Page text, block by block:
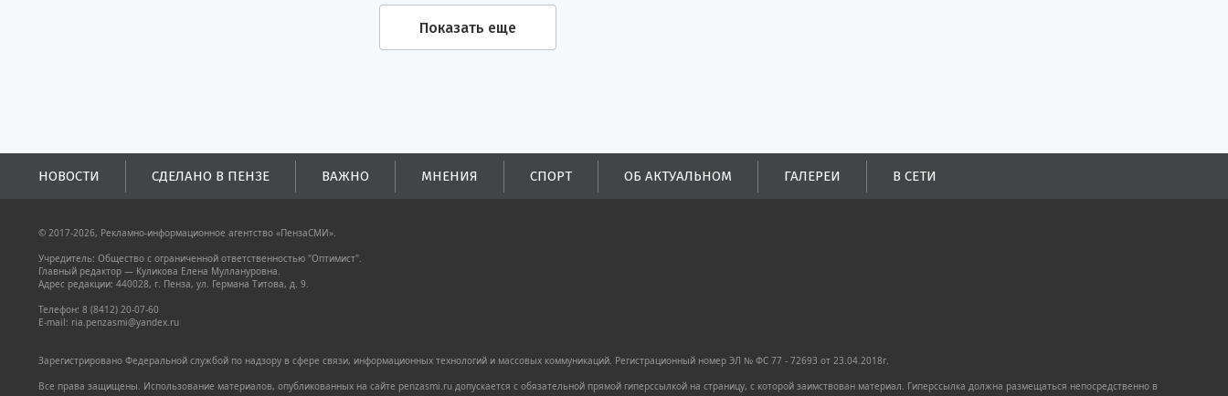
Показать еще
НОВОСТИ СДЕЛАНО В ПЕНЗЕ ВАЖНО МНЕНИЯ СПОРТ ОБ АКТУАЛЬНОМ ГАЛЕРЕИ В СЕТИ
© 2017-2026, Рекламно-информационное агентство «ПензаСМИ».
Учредитель: Общество с ограниченной ответственностью "Оптимист".
Главный редактор — Куликова Елена Муллануровна.
Адрес редакции: 440028, г. Пенза, ул. Германа Титова, д. 9.
Телефон: 8 (8412) 20-07-60
E-mail: ria.penzasmi@yandex.ru
Зарегистрировано Федеральной службой по надзору в сфере связи, информационных технологий и массовых коммуникаций. Регистрационный номер ЭЛ № ФС 77 - 72693 от 23.04.2018г.
Все права защищены. Использование материалов, опубликованных на сайте penzasmi.ru допускается с обязательной прямой гиперссылкой на страницу, с которой заимствован материал. Гиперссылка должна размещаться непосредственно в